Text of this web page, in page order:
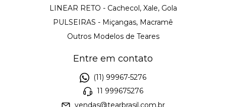
LINEAR RETO - Cachecol, Xale, Gola
PULSEIRAS - Miçangas, Macramê
Outros Modelos de Teares
Entre em contato
(11) 99967-5276
11 999675276
vendas@tearbrasil.com.br